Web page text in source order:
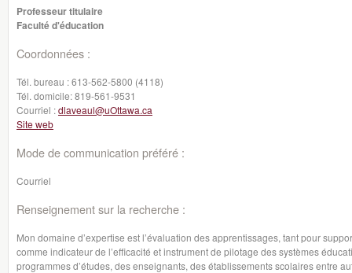
Professeur titulaire
Faculté d'éducation
Coordonnées :
Tél. bureau :613-562-5800 (4118)
Tél. domicile:819-561-9531
Courriel :dlaveaul@uOttawa.ca
Site web
Mode de communication préféré :
Courriel
Renseignement sur la recherche :
Mon domaine d’expertise est l’évaluation des apprentissages, tant pour
comme indicateur de l’efficacité et instrument de pilotage des systèmes
programmes d’études, des enseignants, des établissements scolaires entre